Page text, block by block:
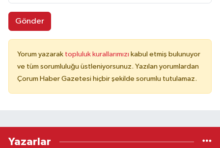
Gönder
Yorum yazarak topluluk kurallarımızı kabul etmiş bulunuyor
ve tüm sorumluluğu üstleniyorsunuz. Yazılan yorumlardan
Çorum Haber Gazetesi hiçbir şekilde sorumlu tutulamaz.
Yazarlar